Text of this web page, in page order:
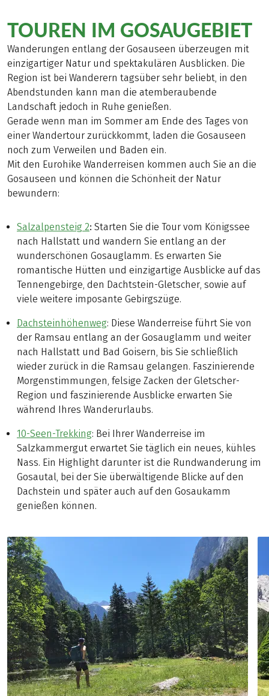
TOUREN IM GOSAUGEBIET
Wanderungen entlang der Gosauseen überzeugen mit
einzigartiger Natur und spektakulären Ausblicken. Die
Region ist bei Wanderern tagsüber sehr beliebt, in den
Abendstunden kann man die atemberaubende
Landschaft jedoch in Ruhe genießen.
Gerade wenn man im Sommer am Ende des Tages von
einer Wandertour zurückkommt, laden die Gosauseen
noch zum Verweilen und Baden ein.
Mit den Eurohike Wanderreisen kommen auch Sie an die
Gosauseen und können die Schönheit der Natur
bewundern:
Salzalpensteig 2: Starten Sie die Tour vom Königssee
nach Hallstatt und wandern Sie entlang an der
wunderschönen Gosauglamm. Es erwarten Sie
romantische Hütten und einzigartige Ausblicke auf das
Tennengebirge, den Dachtstein-Gletscher, sowie auf
viele weitere imposante Gebirgszüge.
Dachsteinhöhenweg: Diese Wanderreise führt Sie von
der Ramsau entlang an der Gosauglamm und weiter
nach Hallstatt und Bad Goisern, bis Sie schließlich
wieder zurück in die Ramsau gelangen. Faszinierende
Morgenstimmungen, felsige Zacken der Gletscher-
Region und faszinierende Ausblicke erwarten Sie
während Ihres Wanderurlaubs.
10-Seen-Trekking: Bei Ihrer Wanderreise im
Salzkammergut erwartet Sie täglich ein neues, kühles
Nass. Ein Highlight darunter ist die Rundwanderung im
Gosautal, bei der Sie überwältigende Blicke auf den
Dachstein und später auch auf den Gosaukamm
genießen können.